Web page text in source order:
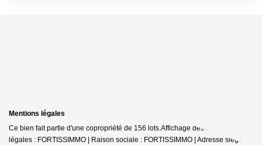
Mentions légales
Ce bien fait partie d'une copropriété de 156 lots.Affichage des informations
légales : FORTISSIMMO | Raison sociale : FORTISSIMMO | Adresse siège